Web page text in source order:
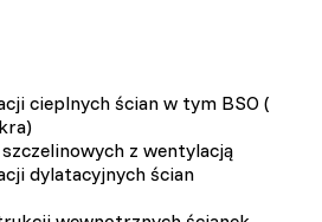
cieplnych ścian w tym BSO (
z wentylacją
dylatacyjnych ścian